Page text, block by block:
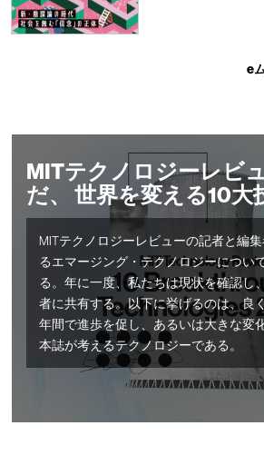
e
MITテクノロジーレビ
だ、 世界を変える10大
MITテクノロジーレビューの記者と編
るエマージング・テクノロジーについ
る。年に一度、私たちは現状を確認し
者に共有する。以下に挙げるのは、良
年間で進歩を促し、あるいは大きな変
本誌が考えるテクノロジーである。